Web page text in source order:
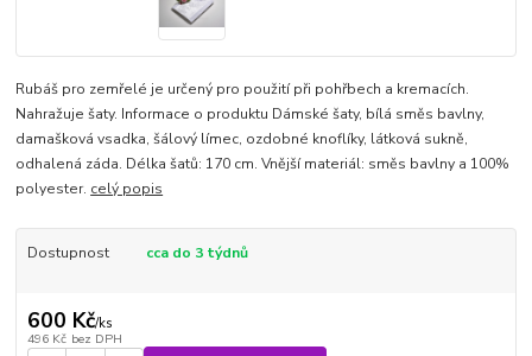
Rubáš pro zemřelé je určený pro použití při pohřbech a kremacích.
Nahražuje šaty. Informace o produktu Dámské šaty, bílá směs bavlny,
damašková vsadka, šálový límec, ozdobné knoflíky, látková sukně,
odhalená záda. Délka šatů: 170 cm. Vnější materiál: směs bavlny a 100%
polyester. celý popis
Dostupnost cca do 3 týdnů
600 Kč/ks
496 Kč bez DPH